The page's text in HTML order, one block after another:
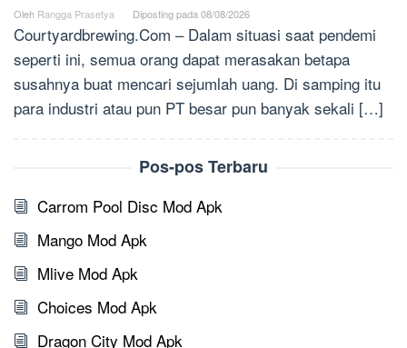
Oleh Rangga Prasetya Diposting pada 08/08/2026
Courtyardbrewing.Com – Dalam situasi saat pendemi
seperti ini, semua orang dapat merasakan betapa
susahnya buat mencari sejumlah uang. Di samping itu
para industri atau pun PT besar pun banyak sekali […]
Pos-pos Terbaru
Carrom Pool Disc Mod Apk
Mango Mod Apk
Mlive Mod Apk
Choices Mod Apk
Dragon City Mod Apk